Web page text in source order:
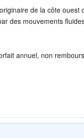
de la côte ouest
des mouvements
annuel, non